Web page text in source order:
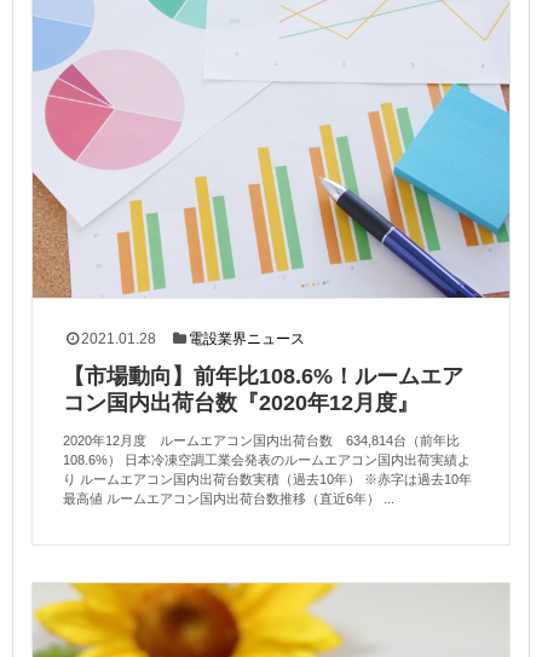
2021.01.28 電設業界ニュース
【市場動向】前年比108.6%！ルームエア
コン国内出荷台数『2020年12月度』
2020年12月度 ルームエアコン国内出荷台数 634,814台（前年比
108.6%） 日本冷凍空調工業会発表のルームエアコン国内出荷実績よ
り ルームエアコン国内出荷台数実積（過去10年） ※赤字は過去10年
最高値 ルームエアコン国内出荷台数推移（直近6年） ...